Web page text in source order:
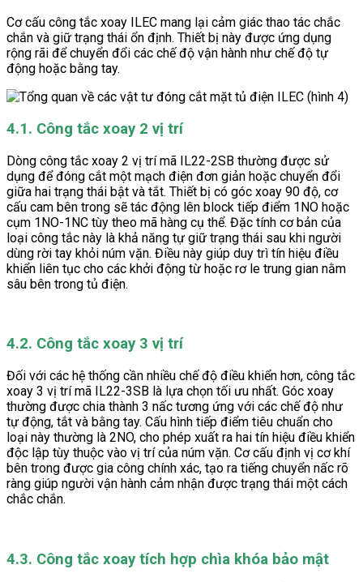
Cơ cấu công tắc xoay ILEC mang lại cảm giác thao tác chắc
chắn và giữ trạng thái ổn định. Thiết bị này được ứng dụng
rộng rãi để chuyển đổi các chế độ vận hành như chế độ tự
động hoặc bằng tay.
4.1. Công tắc xoay 2 vị trí
Dòng công tắc xoay 2 vị trí mã IL22-2SB thường được sử
dụng để đóng cắt một mạch điện đơn giản hoặc chuyển đổi
giữa hai trạng thái bật và tắt. Thiết bị có góc xoay 90 độ, cơ
cấu cam bên trong sẽ tác động lên block tiếp điểm 1NO hoặc
cụm 1NO-1NC tùy theo mã hàng cụ thể. Đặc tính cơ bản của
loại công tắc này là khả năng tự giữ trạng thái sau khi người
dùng rời tay khỏi núm vặn. Điều này giúp duy trì tín hiệu điều
khiển liên tục cho các khởi động từ hoặc rơ le trung gian nằm
sâu bên trong tủ điện.
4.2. Công tắc xoay 3 vị trí
Đối với các hệ thống cần nhiều chế độ điều khiển hơn, công tắc
xoay 3 vị trí mã IL22-3SB là lựa chọn tối ưu nhất. Góc xoay
thường được chia thành 3 nấc tương ứng với các chế độ như
tự động, tắt và bằng tay. Cấu hình tiếp điểm tiêu chuẩn cho
loại này thường là 2NO, cho phép xuất ra hai tín hiệu điều khiển
độc lập tùy thuộc vào vị trí của núm vặn. Cơ cấu định vị cơ khí
bên trong được gia công chính xác, tạo ra tiếng chuyển nấc rõ
ràng giúp người vận hành cảm nhận được trạng thái một cách
chắc chắn.
4.3. Công tắc xoay tích hợp chìa khóa bảo mật